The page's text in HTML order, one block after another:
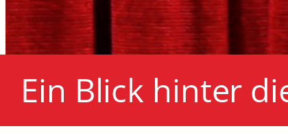
Ein Blick hinter